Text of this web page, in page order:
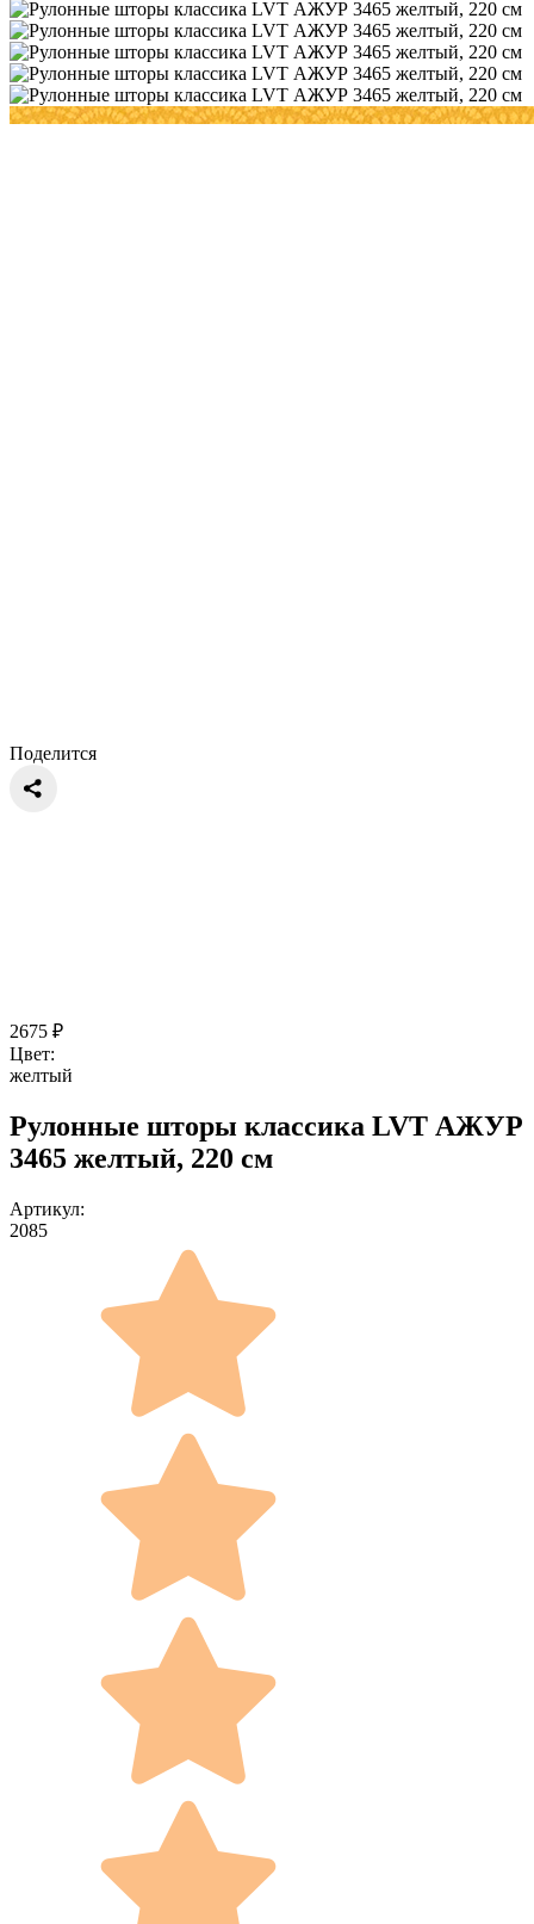
Поделится
2675 ₽
Цвет:
желтый
Рулонные шторы классика LVT АЖУР
3465 желтый, 220 см
Артикул:
2085